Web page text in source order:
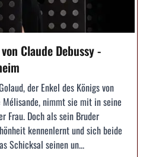
Claude Debussy -
der Enkel des Königs von
nimmt sie mit in seine
Frau. Doch als sein Bruder
kennenlernt und sich beide
Schicksal seinen un...